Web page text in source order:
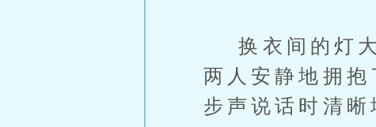
换衣间的灯大
两人安静地拥
步声说话时清晰